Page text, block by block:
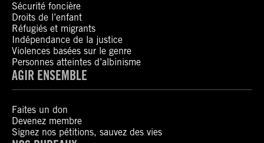
Sécurité foncière
Droits de l’enfant
Réfugiés et migrants
Indépendance de la justice
Violences basées sur le genre
Personnes atteintes d’albinisme
AGIR ENSEMBLE
Faites un don
Devenez membre
Signez nos pétitions, sauvez des vies